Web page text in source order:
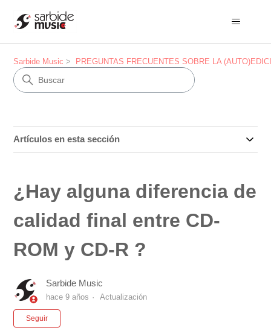
Sarbide Music PREGUNTAS FRECUENTES SOBRE LA
Artículos en esta sección
¿Hay alguna diferencia de
calidad final entre CD-
ROM y CD-R ?
Sarbide Music
hace 9 años Actualización
Seguir